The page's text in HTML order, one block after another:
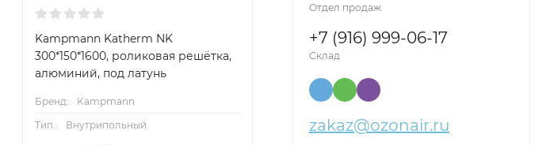
Kampmann Katherm NK
300*150*1600, роликовая решётка,
алюминий, под латунь
Бренд:
Kampmann
Тип.:
Внутрипольный
Отдел продаж
+7 (916) 999-06-17
Склад
zakaz@ozonair.ru